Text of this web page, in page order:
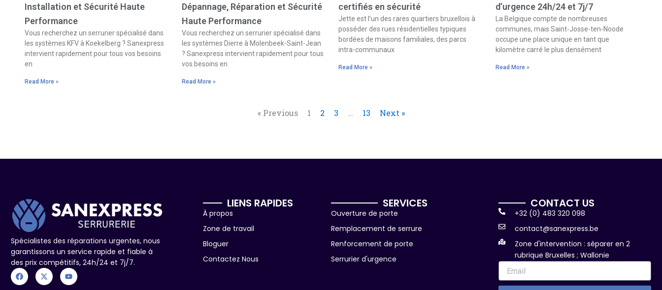
Installation et Sécurité Haute
Performance
Vous recherchez un serrurier spécialisé dans
les systèmes KFV à Koekelberg ? Sanexpress
intervient rapidement pour tous vos besoins
en
Read More »
Dépannage, Réparation et Sécurité
Haute Performance
Vous recherchez un serrurier spécialisé dans
les systèmes Dierre à Molenbeek-Saint-Jean
? Sanexpress intervient rapidement pour tous
vos besoins en
Read More »
certifiés en sécurité
Jette est l’un des rares quartiers bruxellois à
posséder des rues résidentielles typiques
bordées de maisons familiales, des parcs
intra-communaux
Read More »
d’urgence 24h/24 et 7j/7
La Belgique compte de nombreuses
communes, mais Saint-Josse-ten-Noode
occupe une place unique en tant que
kilomètre carré le plus densément
Read More »
« Previous 1 2 3 … 13 Next »
Spécialistes des réparations urgentes, nous
garantissons un service rapide et fiable à
des prix compétitifs, 24h/24 et 7j/7.
F
a
c
X
-
t
Y
o
u
LIENS RAPIDES
À propos
Zone de travail
Bloguer
Contactez Nous
SERVICES
Ouverture de porte
Remplacement de serrure
Renforcement de porte
Serrurier d'urgence
CONTACT US
+32 (0) 483 320 098
contact@sanexpress.be
Zone d'intervention : séparer en 2
rubrique Bruxelles ; Wallonie